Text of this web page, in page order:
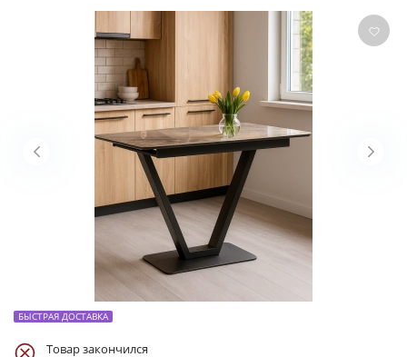
БЫСТРАЯ ДОСТАВКА
Товар закончился